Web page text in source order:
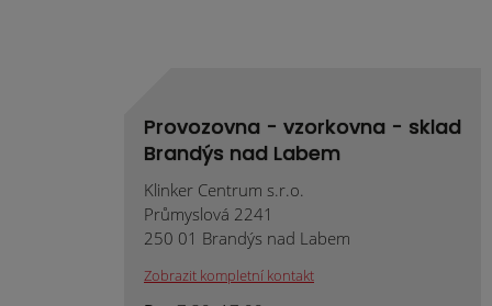
Provozovna - vzorkovna - sklad
Brandýs nad Labem
Klinker Centrum s.r.o.
Průmyslová 2241
250 01 Brandýs nad Labem
Zobrazit kompletní kontakt